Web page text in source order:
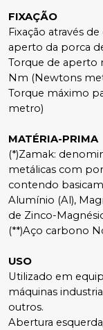
FIXAÇÃO
Fixação através
aperto da porca
Torque de aperto
Nm (Newtons
Torque máximo
metro)
MATÉRIA-PRIMA
(*)Zamak:
metálicas com
contendo
Alumínio (Al),
de Zinco-
(**)Aço carbono
USO
Utilizado em
máquinas
outros.
Abertura